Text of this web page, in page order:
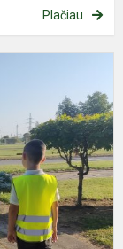
Plačiau